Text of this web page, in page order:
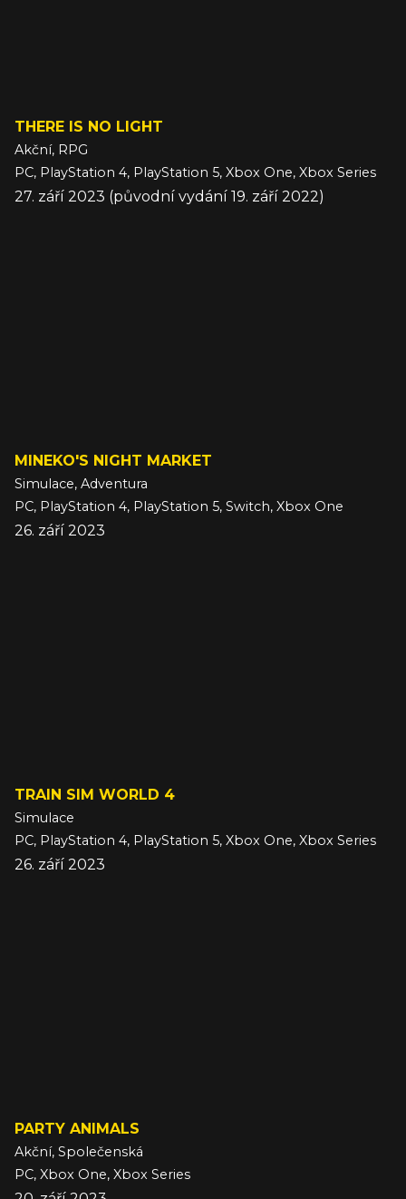
THERE IS NO LIGHT
Akční, RPG
PC, PlayStation 4, PlayStation 5, Xbox One, Xbox Series
27. září 2023 (původní vydání 19. září 2022)
MINEKO'S NIGHT MARKET
Simulace, Adventura
PC, PlayStation 4, PlayStation 5, Switch, Xbox One
26. září 2023
TRAIN SIM WORLD 4
Simulace
PC, PlayStation 4, PlayStation 5, Xbox One, Xbox Series
26. září 2023
PARTY ANIMALS
Akční, Společenská
PC, Xbox One, Xbox Series